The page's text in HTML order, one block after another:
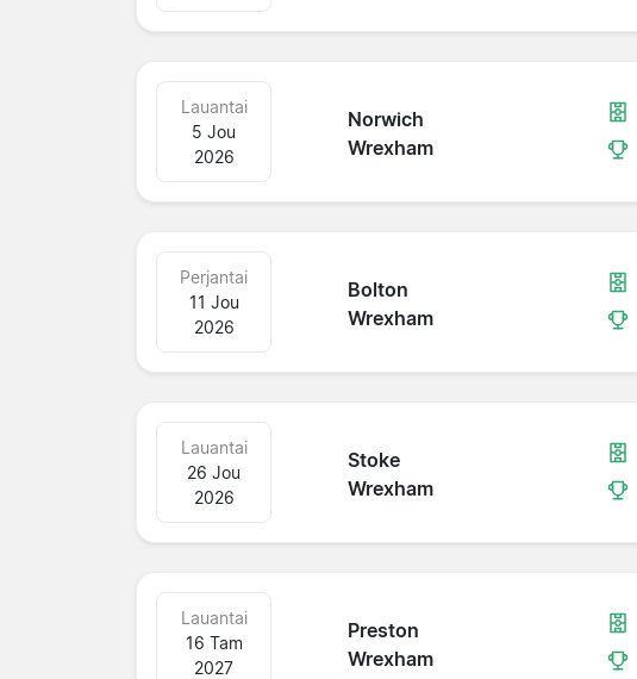
Norwich
Wrexham
Lauantai
5 Jou
2026
Bolton
Wrexham
Perjantai
11 Jou
2026
Stoke
Wrexham
Lauantai
26 Jou
2026
Preston
Wrexham
Lauantai
16 Tam
2027